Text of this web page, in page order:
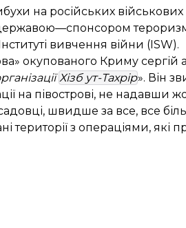
на російських
вивчення війни (ISW).
окупованого Криму сергій
Хізб ут-Тахрір». Він
на півострові, не надавши
швидше за все, все
території з операціями, які